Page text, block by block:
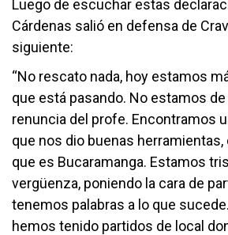
Luego de escuchar estas
Cárdenas salió en defensa de
siguiente:
“No rescato nada, hoy estamos
que está pasando. No estamos
renuncia del profe. Encontramos
que nos dio buenas herramientas,
que es Bucaramanga. Estamos
vergüenza, poniendo la cara de
tenemos palabras a lo que
hemos tenido partidos de local